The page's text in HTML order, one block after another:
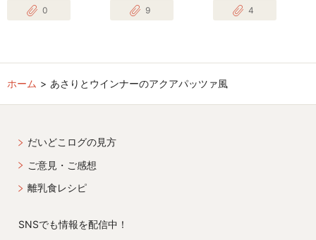
0 9 4
ホーム あさりとウインナーのアクアパッツァ風
だいどこログの見方
ご意見・ご感想
離乳食レシピ
SNSでも情報を配信中！